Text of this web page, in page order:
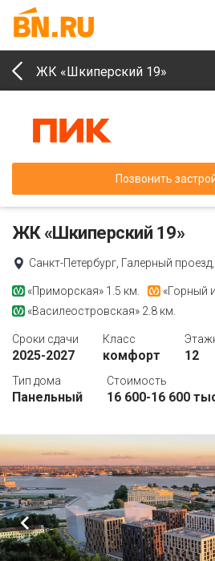
ЖК «Шкиперский 19»
Позвонить
ЖК «Шкиперский 19»
Санкт-Петербург, Галерный
«Приморская» 1.5 км. «Горный
«Василеостровская» 2.8 км.
Сроки сдачи
2025-2027
Класс
комфорт 12
Тип дома
Панельный
Стоимость
16 600-16 600